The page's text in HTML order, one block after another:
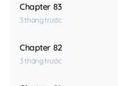
Chapter 83
3 tháng trước
Chapter 82
3 tháng trước